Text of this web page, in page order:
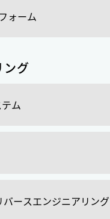
ォーム
ング
ム
ースエンジニアリング